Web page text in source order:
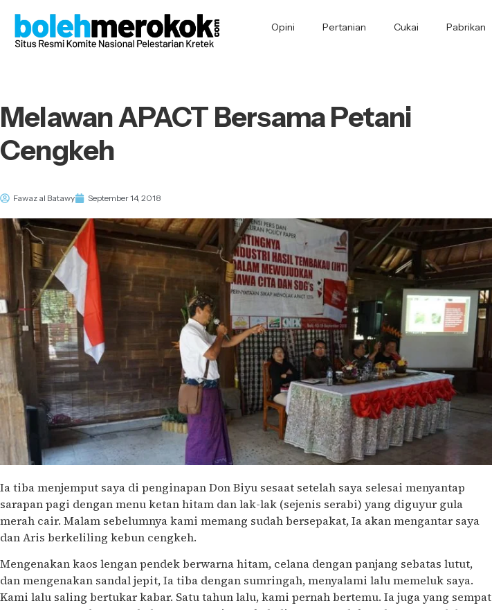
Opini Pertanian Cukai Pabrikan
Melawan APACT Bersama Petani
Cengkeh
Fawaz al Batawy September 14, 2018
Ia tiba menjemput saya di penginapan Don Biyu sesaat setelah saya selesai menyantap
sarapan pagi dengan menu ketan hitam dan lak-lak (sejenis serabi) yang diguyur gula
merah cair. Malam sebelumnya kami memang sudah bersepakat, Ia akan mengantar saya
dan Aris berkeliling kebun cengkeh.
Mengenakan kaos lengan pendek berwarna hitam, celana dengan panjang sebatas lutut,
dan mengenakan sandal jepit, Ia tiba dengan sumringah, menyalami lalu memeluk saya.
Kami lalu saling bertukar kabar. Satu tahun lalu, kami pernah bertemu. Ia juga yang sempat